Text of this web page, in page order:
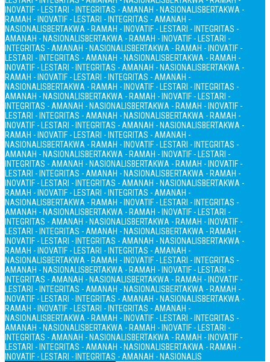
INOVATIF - LESTARI - INTEGRITAS - AMANAH - NASIONALISBERTAKWA -
RAMAH - INOVATIF - LESTARI - INTEGRITAS - AMANAH -
NASIONALISBERTAKWA - RAMAH - INOVATIF - LESTARI - INTEGRITAS -
AMANAH - NASIONALISBERTAKWA - RAMAH - INOVATIF - LESTARI -
INTEGRITAS - AMANAH - NASIONALISBERTAKWA - RAMAH - INOVATIF -
LESTARI - INTEGRITAS - AMANAH - NASIONALISBERTAKWA - RAMAH -
INOVATIF - LESTARI - INTEGRITAS - AMANAH - NASIONALISBERTAKWA -
RAMAH - INOVATIF - LESTARI - INTEGRITAS - AMANAH -
NASIONALISBERTAKWA - RAMAH - INOVATIF - LESTARI - INTEGRITAS -
AMANAH - NASIONALISBERTAKWA - RAMAH - INOVATIF - LESTARI -
INTEGRITAS - AMANAH - NASIONALISBERTAKWA - RAMAH - INOVATIF -
LESTARI - INTEGRITAS - AMANAH - NASIONALISBERTAKWA - RAMAH -
INOVATIF - LESTARI - INTEGRITAS - AMANAH - NASIONALISBERTAKWA -
RAMAH - INOVATIF - LESTARI - INTEGRITAS - AMANAH -
NASIONALISBERTAKWA - RAMAH - INOVATIF - LESTARI - INTEGRITAS -
AMANAH - NASIONALISBERTAKWA - RAMAH - INOVATIF - LESTARI -
INTEGRITAS - AMANAH - NASIONALISBERTAKWA - RAMAH - INOVATIF -
LESTARI - INTEGRITAS - AMANAH - NASIONALISBERTAKWA - RAMAH -
INOVATIF - LESTARI - INTEGRITAS - AMANAH - NASIONALISBERTAKWA -
RAMAH - INOVATIF - LESTARI - INTEGRITAS - AMANAH -
NASIONALISBERTAKWA - RAMAH - INOVATIF - LESTARI - INTEGRITAS -
AMANAH - NASIONALISBERTAKWA - RAMAH - INOVATIF - LESTARI -
INTEGRITAS - AMANAH - NASIONALISBERTAKWA - RAMAH - INOVATIF -
LESTARI - INTEGRITAS - AMANAH - NASIONALISBERTAKWA - RAMAH -
INOVATIF - LESTARI - INTEGRITAS - AMANAH - NASIONALISBERTAKWA -
RAMAH - INOVATIF - LESTARI - INTEGRITAS - AMANAH -
NASIONALISBERTAKWA - RAMAH - INOVATIF - LESTARI - INTEGRITAS -
AMANAH - NASIONALISBERTAKWA - RAMAH - INOVATIF - LESTARI -
INTEGRITAS - AMANAH - NASIONALISBERTAKWA - RAMAH - INOVATIF -
LESTARI - INTEGRITAS - AMANAH - NASIONALISBERTAKWA - RAMAH -
INOVATIF - LESTARI - INTEGRITAS - AMANAH - NASIONALISBERTAKWA -
RAMAH - INOVATIF - LESTARI - INTEGRITAS - AMANAH -
NASIONALISBERTAKWA - RAMAH - INOVATIF - LESTARI - INTEGRITAS -
AMANAH - NASIONALISBERTAKWA - RAMAH - INOVATIF - LESTARI -
INTEGRITAS - AMANAH - NASIONALISBERTAKWA - RAMAH - INOVATIF -
LESTARI - INTEGRITAS - AMANAH - NASIONALISBERTAKWA - RAMAH -
INOVATIF - LESTARI - INTEGRITAS - AMANAH - NASIONALIS